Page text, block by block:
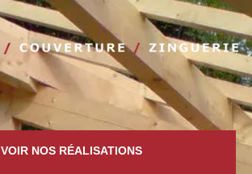
VOIR NOS RÉALISATIONS